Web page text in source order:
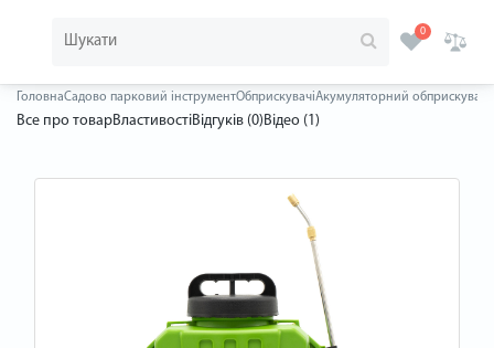
0
ГоловнаСадово парковий інструментОбприскувачіАкумуляторний обприскувач
Все про товарВластивостіВідгуків (0)Відео (1)